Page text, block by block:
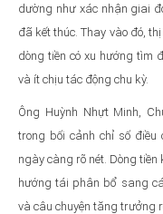
dường như xác nhận giai
đã kết thúc. Thay vào đó,
dòng tiền có xu hướng tìm
và ít chịu tác động chu kỳ.
Ông Huỳnh Nhựt Minh,
trong bối cảnh chỉ số
ngày càng rõ nét. Dòng
hướng tái phân bổ sang
và câu chuyện tăng trưởng